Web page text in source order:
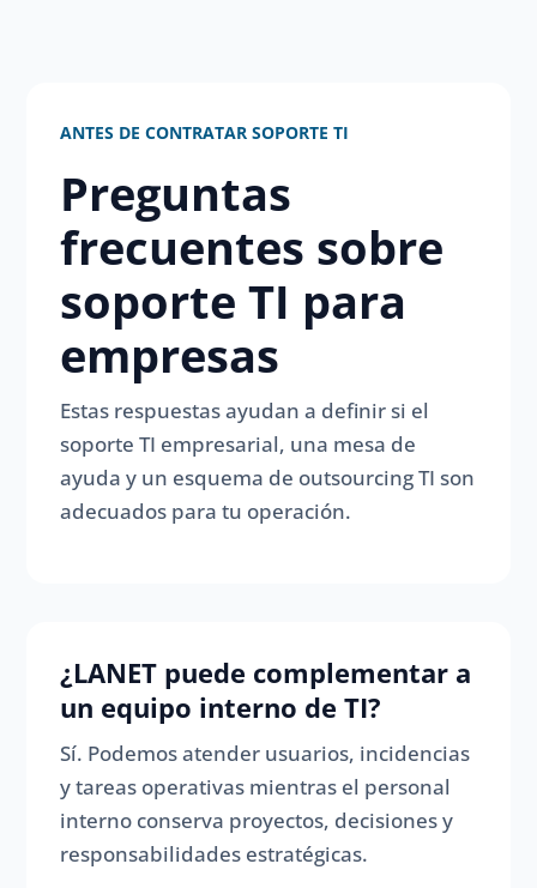
ANTES DE CONTRATAR SOPORTE TI
Preguntas
frecuentes sobre
soporte TI para
empresas
Estas respuestas ayudan a definir si el
soporte TI empresarial, una mesa de
ayuda y un esquema de outsourcing TI son
adecuados para tu operación.
¿LANET puede complementar a
un equipo interno de TI?
Sí. Podemos atender usuarios, incidencias
y tareas operativas mientras el personal
interno conserva proyectos, decisiones y
responsabilidades estratégicas.